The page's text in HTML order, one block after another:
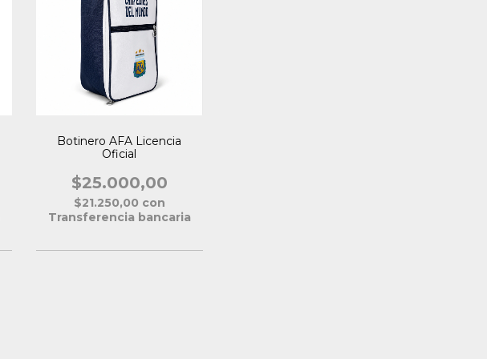
Botinero AFA Licencia
Oficial
$25.000,00
$21.250,00 con
Transferencia bancaria